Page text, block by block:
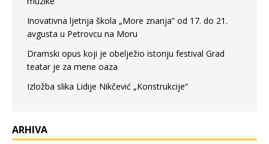
Inovativna ljetnja škola „More znanja” od 17. do 21.
avgusta u Petrovcu na Moru
Dramski opus koji je obelježio istoriju festival Grad
teatar je za mene oaza
Izložba slika Lidije Nikčević „Konstrukcije“
ARHIVA